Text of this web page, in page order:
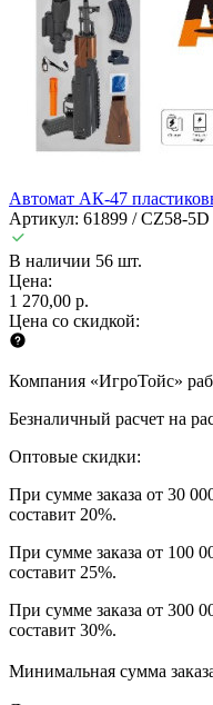
Автомат АК-47
Артикул: 61899 / CZ58-5D
В наличии 56 шт.
Цена:
1 270,00 р.
Цена со скидкой:
Компания «ИгроТойс»
Безналичный расчет на
Оптовые скидки:
При сумме заказа от 30
составит 20%.
При сумме заказа от 100
составит 25%.
При сумме заказа от 300
составит 30%.
Минимальная сумма